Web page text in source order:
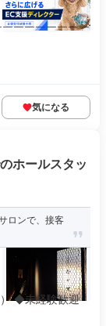
￣￣￣￣￣￣￣
気になる
ホールスタッ
ロンで、接客
◆未経験歓迎